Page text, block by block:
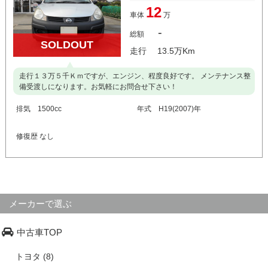
SOLDOUT
車体 12万
総額 -
走行 13.5万Km
走行１３万５千Ｋｍですが、エンジン、程度良好です。 メンテナンス整
備受渡しになります。お気軽にお問合せ下さい！
排気 1500cc 年式 H19(2007)年
修復歴 なし
メーカーで選ぶ
中古車TOP
トヨタ (8)